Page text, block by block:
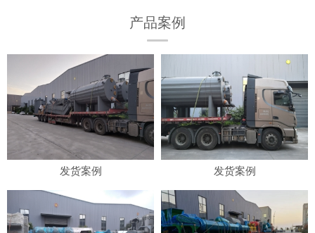
产品案例
发货案例 发货案例